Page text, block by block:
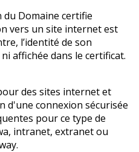
du Domaine certifie
vers un site internet est
l’identité de son
affichée dans le certificat.
des sites internet et
d'une connexion sécurisée
pour ce type de
intranet, extranet ou